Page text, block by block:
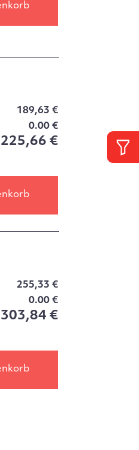
189,63 €
0.00 €
225,66 €
255,33 €
0.00 €
303,84 €